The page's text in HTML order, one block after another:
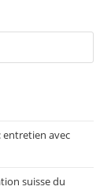
: entretien avec
suisse du